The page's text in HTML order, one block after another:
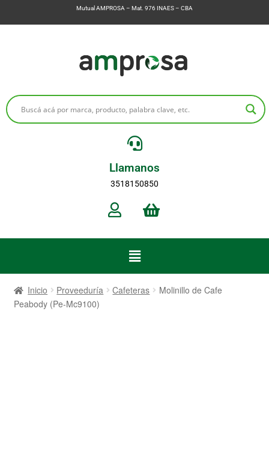
Mutual AMPROSA – Mat. 976 INAES – CBA
Llamanos
3518150850
Inicio Proveeduría Cafeteras
Molinillo de Cafe
Peabody (Pe-Mc9100)